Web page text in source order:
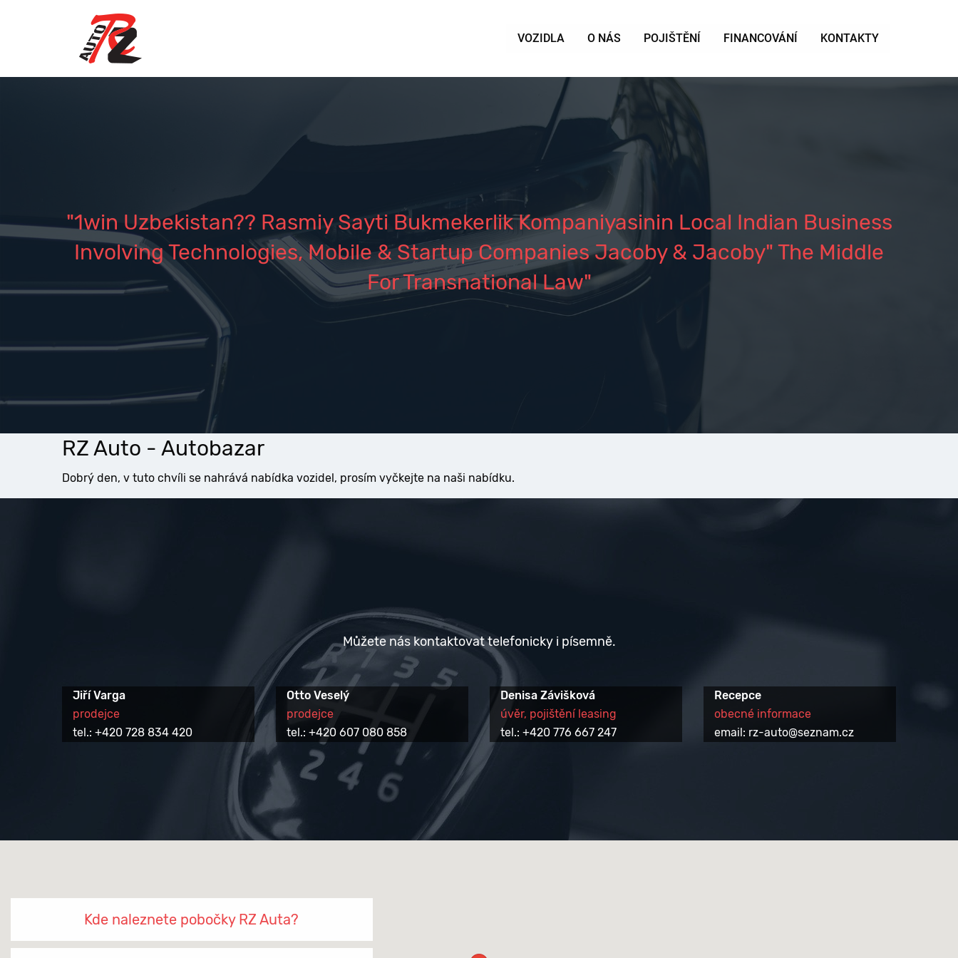
VOZIDLA O NÁS POJIŠTĚNÍ FINANCOVÁNÍ KONTAKTY
"1win Uzbekistan?? Rasmiy Sayti Bukmekerlik Kompaniyasinin Local Indian Business
Involving Technologies, Mobile & Startup Companies Jacoby & Jacoby" The Middle
For Transnational Law"
RZ Auto - Autobazar
Dobrý den, v tuto chvíli se nahrává nabídka vozidel, prosím vyčkejte na naši nabídku.
Můžete nás kontaktovat telefonicky i písemně.
Jiří Varga
prodejce
tel.: +420 728 834 420
Otto Veselý
prodejce
tel.: +420 607 080 858
Denisa Závišková
úvěr, pojištění leasing
tel.: +420 776 667 247
Recepce
obecné informace
email: rz-auto@seznam.cz
Kde naleznete pobočky RZ Auta?